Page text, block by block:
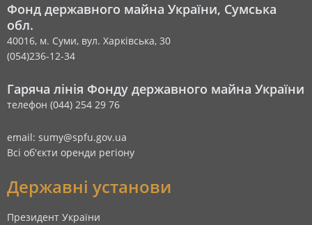
Фонд державного майна України, Сумська
обл.
40016, м. Суми, вул. Харківська, 30
(054)236-12-34
Гаряча лінія Фонду державного майна України
телефон (044) 254 29 76
email: sumy@spfu.gov.ua
Всі об'єкти оренди регіону
Державні установи
Президент України